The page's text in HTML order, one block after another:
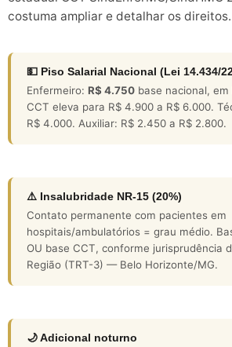
costuma ampliar e detalhar os direitos.
💵 Piso Salarial Nacional (Lei 14.434/
Enfermeiro: R$ 4.750 base nacional,
CCT eleva para R$ 4.900 a R$ 6.000.
R$ 4.000. Auxiliar: R$ 2.450 a R$ 2.800.
⚠️ Insalubridade NR-15 (20%)
Contato permanente com pacientes em
hospitais/ambulatórios = grau médio.
OU base CCT, conforme jurisprudência
Região (TRT-3) — Belo Horizonte/MG.
🌙 Adicional noturno